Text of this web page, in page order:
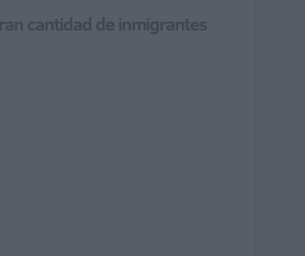
cantidad de inmigrantes